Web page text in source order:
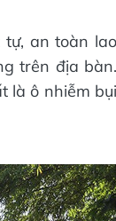
an toàn lao
trên địa bàn.
là ô nhiễm bụi